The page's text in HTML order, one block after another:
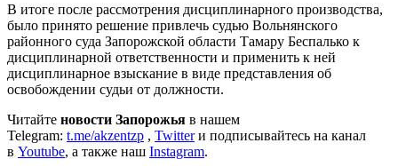
В итоге после рассмотрения дисциплинарного производства,
было принято решение привлечь судью Вольнянского
районного суда Запорожской области Тамару Беспалько к
дисциплинарной ответственности и применить к ней
дисциплинарное взыскание в виде представления об
освобождении судьи от должности.
Читайте новости Запорожья в нашем
Telegram: t.me/akzentzp , Twitterи подписывайтесь на канал
в Youtube, а также наш Instagram.